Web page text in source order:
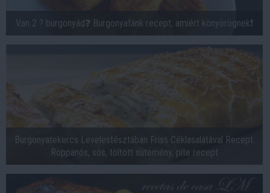
Van 2 ? burgonyád❓ Burgonyafánk recept, amiért könyörögnek❗️
Burgonyatekercs Levelestésztában Friss Céklasalátával Recept.
Roppanós, sós, töltött sütemény, pite recept